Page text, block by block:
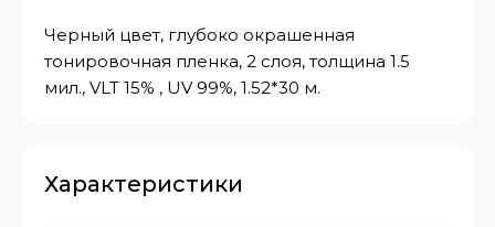
Черный цвет, глубоко окрашенная
тонировочная пленка, 2 слоя, толщина 1.5
мил., VLT 15% , UV 99%, 1.52*30 м.
Характеристики